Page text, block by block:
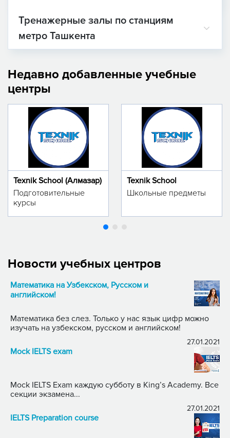
Тренажерные залы по станциям
метро Ташкента
Недавно добавленные учебные
центры
Texnik School (Алмазар)
Подготовительные
курсы
Texnik School
Школьные предметы
Новости учебных центров
Математика на Узбекском, Русском и
английском!
Математика без слез. Только у нас язык цифр можно
изучать на узбекском, русском и английском!
27.01.2021
Mock IELTS exam
Mock IELTS Exam каждую субботу в King’s Academy. Все
секции экзамена...
27.01.2021
IELTS Preparation course